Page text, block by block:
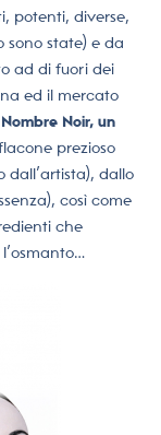
potenti, diverse,
sono state) e da
ad di fuori dei
ed il mercato
Nombre Noir, un
prezioso
dall’artista), dallo
così come
che